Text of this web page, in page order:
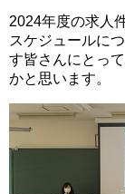
2024年度の求人
スケジュールに
す皆さんにとっ
かと思います。